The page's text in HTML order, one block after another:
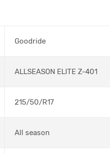
Goodride
ALLSEASON ELITE Z-401
215/50/R17
All season